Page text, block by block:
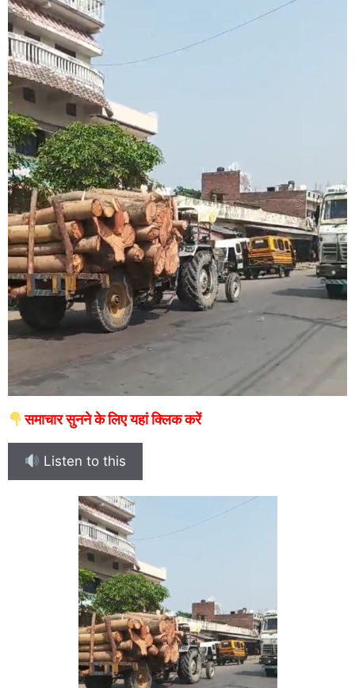
समाचार सुनने के लिए यहां क्लिक करें
Listen to this